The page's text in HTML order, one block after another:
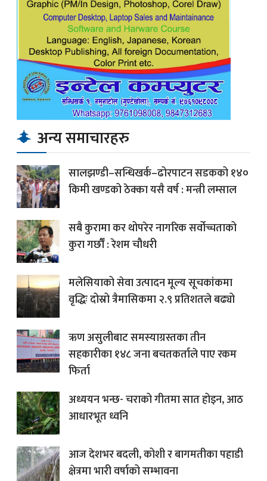
अन्य समाचारहरु
सालझण्डी–सन्धिखर्क–ढोरपाटन सडकको १४०
किमी खण्डको ठेक्का यसै वर्ष : मन्त्री लम्साल
सबै कुरामा कर थोपरेर नागरिक सर्वोच्चताको
कुरा गर्छौँ : रेशम चौधरी
मलेसियाको सेवा उत्पादन मूल्य सूचकांकमा
वृद्धिः दोस्रो त्रैमासिकमा २.९ प्रतिशतले बढ्यो
ऋण असुलीबाट समस्याग्रस्तका तीन
सहकारीका १४८ जना बचतकर्ताले पाए रकम
फिर्ता
अध्ययन भन्छ- चराको गीतमा सात होइन, आठ
आधारभूत ध्वनि
आज देशभर बदली, कोशी र बागमतीका पहाडी
क्षेत्रमा भारी वर्षाको सम्भावना